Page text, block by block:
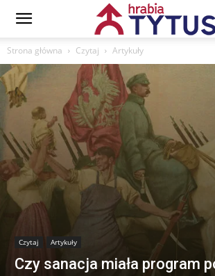
Strona główna Czytaj Artykuły
Czytaj Artykuły
Czy sanacja miała program